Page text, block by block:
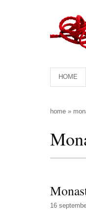
HOME
home »
16